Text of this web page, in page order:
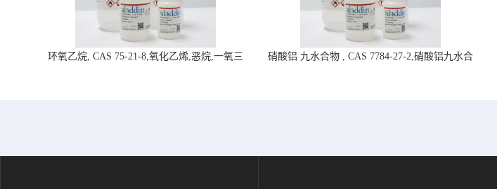
环氧乙烷, CAS 75-21-8,氧化乙烯,恶烷,一氧三
硝酸铝 九水合物 , CAS 7784-27-2,硝酸铝九水合